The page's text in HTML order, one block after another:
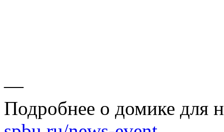
—
Подробнее о домике для